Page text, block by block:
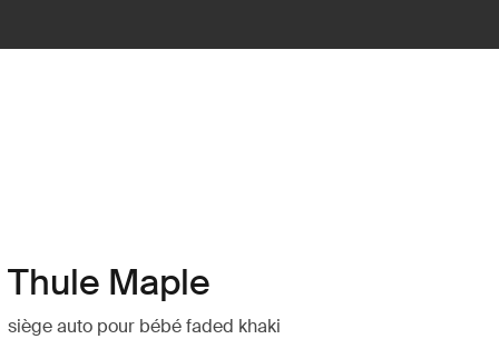
Thule Maple
siège auto pour bébé faded khaki